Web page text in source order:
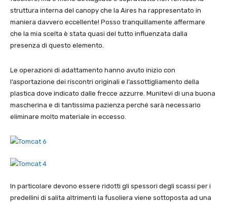
struttura interna del canopy che la Aires ha rappresentato in
maniera davvero eccellente! Posso tranquillamente affermare
che la mia scelta è stata quasi del tutto influenzata dalla
presenza di questo elemento.
Le operazioni di adattamento hanno avuto inizio con
l’asportazione dei riscontri originali e l’assottigliamento della
plastica dove indicato dalle frecce azzurre. Munitevi di una buona
mascherina e di tantissima pazienza perché sarà necessario
eliminare molto materiale in eccesso.
In particolare devono essere ridotti gli spessori degli scassi per i
predellini di salita altrimenti la fusoliera viene sottoposta ad una